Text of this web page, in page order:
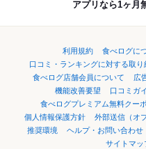
アプリなら1ヶ月
利用規約 食べログに
口コミ・ランキングに対する取り
食べログ店舗会員について
広
機能改善要望
口コミガ
食べログプレミアム無料クー
個人情報保護方針
外部送信（オ
推奨環境
ヘルプ・お問い合わせ
サイトマッ